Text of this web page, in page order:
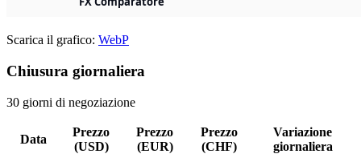
Scarica il grafico: WebP
Chiusura giornaliera
30 giorni di negoziazione
Data
Prezzo
(USD)
Prezzo
(EUR)
Prezzo
(CHF)
Variazione
giornaliera